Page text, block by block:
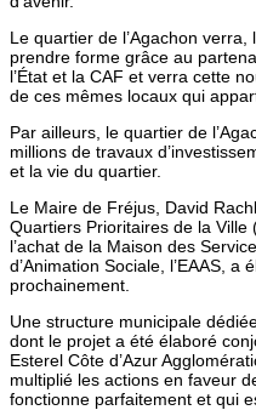
Le quartier de l’Agachon
prendre forme grâce au
l’État et la CAF et verra cette
de ces mêmes locaux qui
Par ailleurs, le quartier de
millions de travaux
et la vie du quartier.
Le Maire de Fréjus, David
Quartiers Prioritaires de la Ville
l’achat de la Maison des
d’Animation Sociale, l’EAAS,
prochainement.
Une structure municipale
dont le projet a été élaboré
Esterel Côte d’Azur
multiplié les actions en faveur
fonctionne parfaitement et qui